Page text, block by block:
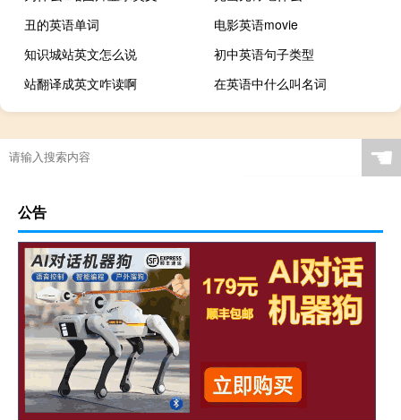
丑的英语单词
电影英语movie
知识城站英文怎么说
初中英语句子类型
站翻译成英文咋读啊
在英语中什么叫名词
☚
公告